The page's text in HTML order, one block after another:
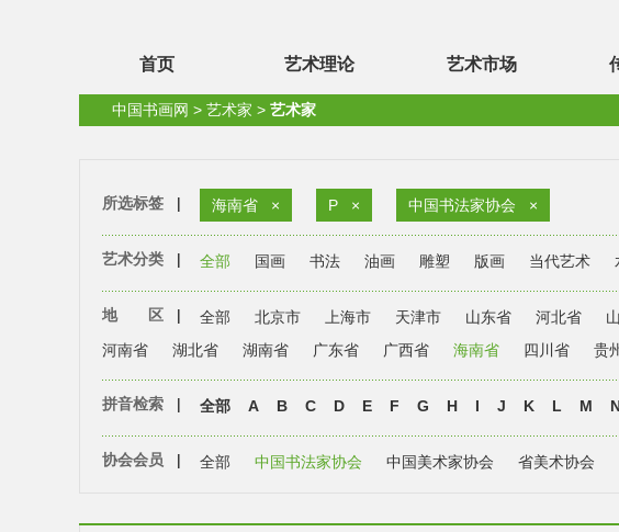
首页 艺术理论 艺术市场
中国书画网 > 艺术家 > 艺术家
所选标签 | 海南省 × P × 中国书法家协会 ×
艺术分类 | 全部 国画 书法 油画 雕塑 版画 当代艺术
地 区 | 全部 北京市 上海市 天津市 山东省 河北省
河南省
湖北省 湖南省 广东省 广西省 海南省 四川省 贵
拼音检索 | 全部 A B C D E F G H I J K L M
协会会员 | 全部 中国书法家协会 中国美术家协会 省美术协会